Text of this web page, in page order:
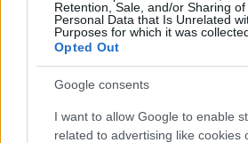
Retention, Sale, and/or Sharing of
Personal Data that Is Unrelated
Purposes for which it was
Opted Out
Google consents
I want to allow Google to enable
related to advertising like cookies